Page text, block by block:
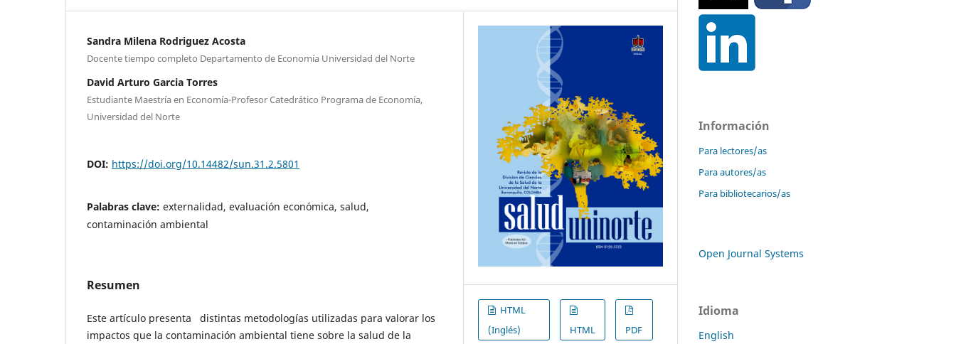
Sandra Milena Rodriguez Acosta
Docente tiempo completo Departamento de Economía Universidad del Norte
David Arturo Garcia Torres
Estudiante Maestría en Economía-Profesor Catedrático Programa de Economía,
Universidad del Norte
DOI: https://doi.org/10.14482/sun.31.2.5801
Palabras clave: externalidad, evaluación económica, salud,
contaminación ambiental
Resumen
Este artículo presenta distintas metodologías utilizadas para valorar los
impactos que la contaminación ambiental tiene sobre la salud de la
HTML
(Inglés)
HTML PDF
Información
Para lectores/as
Para autores/as
Para bibliotecarios/as
Open Journal Systems
Idioma
English